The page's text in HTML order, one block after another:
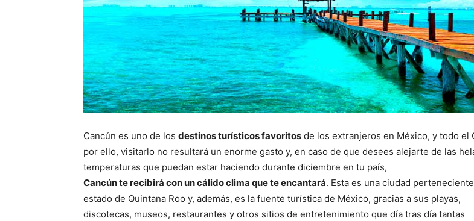
Cancún es uno de los destinos turísticos favoritos de los extranjeros en México, y todo el
por ello, visitarlo no resultará un enorme gasto y, en caso de que desees alejarte de las
temperaturas que puedan estar haciendo durante diciembre en tu país,
Cancún te recibirá con un cálido clima que te encantará. Esta es una ciudad
estado de Quintana Roo y, además, es la fuente turística de México, gracias a sus playas,
discotecas, museos, restaurantes y otros sitios de entretenimiento que día tras día tantas